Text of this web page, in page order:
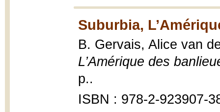
Suburbia,
B. Gervais, Alice van
L’Amérique des
p..
ISBN : 978-2-923907-